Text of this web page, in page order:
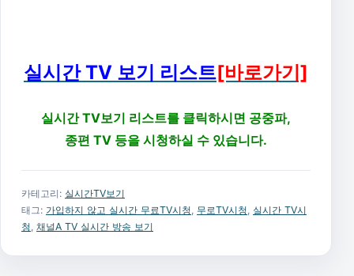
실시간 TV 보기 리스트[바로가기]
실시간 TV보기 리스트를 클릭하시면 공중파,
종편 TV 등을 시청하실 수 있습니다.
카테고리: 실시간TV보기
태그: 가입하지 않고 실시간 무료TV시청 무로TV시청 실시간 TV시
청 채널A TV 실시간 방송 보기